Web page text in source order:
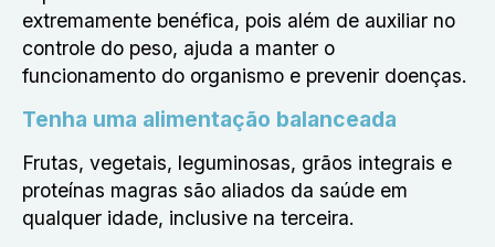
extremamente benéfica, pois além de auxiliar no
controle do peso, ajuda a manter o
funcionamento do organismo e prevenir doenças.
Tenha uma alimentação balanceada
Frutas, vegetais, leguminosas, grãos integrais e
proteínas magras são aliados da saúde em
qualquer idade, inclusive na terceira.